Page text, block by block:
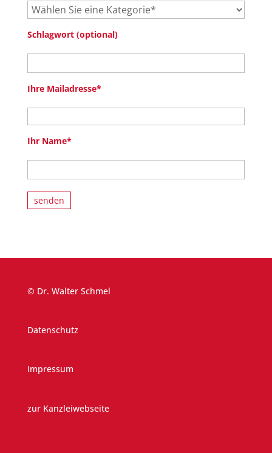
Schlagwort (optional)
Ihre Mailadresse*
Ihr Name*
© Dr. Walter Schmel
Datenschutz
Impressum
zur Kanzleiwebseite